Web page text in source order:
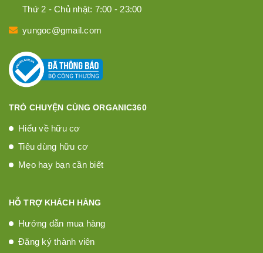
Thứ 2 - Chủ nhật: 7:00 - 23:00
yungoc@gmail.com
TRÒ CHUYỆN CÙNG ORGANIC360
Hiểu về hữu cơ
Tiêu dùng hữu cơ
Mẹo hay bạn cần biết
HỖ TRỢ KHÁCH HÀNG
Hướng dẫn mua hàng
Đăng ký thành viên